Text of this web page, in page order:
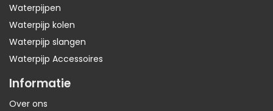
Waterpijpen
Waterpijp kolen
Waterpijp slangen
Waterpijp Accessoires
Informatie
Over ons